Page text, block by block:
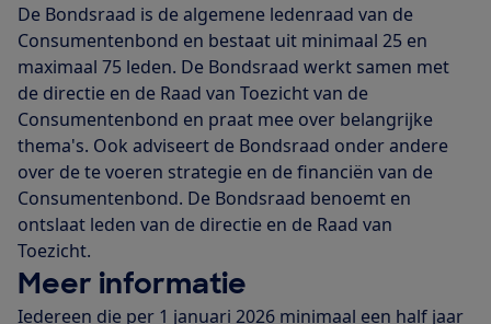
De Bondsraad is de algemene ledenraad van de
Consumentenbond en bestaat uit minimaal 25 en
maximaal 75 leden. De Bondsraad werkt samen met
de directie en de Raad van Toezicht van de
Consumentenbond en praat mee over belangrijke
thema's. Ook adviseert de Bondsraad onder andere
over de te voeren strategie en de financiën van de
Consumentenbond. De Bondsraad benoemt en
ontslaat leden van de directie en de Raad van
Toezicht.
Meer informatie
Iedereen die per 1 januari 2026 minimaal een half jaar